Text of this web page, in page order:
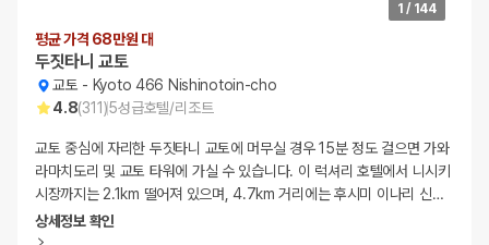
1 / 144
평균 가격 68만원 대
두짓타니 교토
교토 - Kyoto 466 Nishinotoin-cho
4.8(311)5성급호텔/리조트
교토 중심에 자리한 두짓타니 교토에 머무실 경우 15분 정도 걸으면 가와
라마치도리 및 교토 타워에 가실 수 있습니다. 이 럭셔리 호텔에서 니시키
시장까지는 2.1km 떨어져 있으며, 4.7km 거리에는 후시미 이나리 신…
상세정보 확인